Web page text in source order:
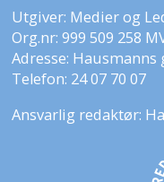
Utgiver: Medier og
Org.nr: 999 509 258
Adresse: Hausmanns
Telefon: 24 07 70 07
Ansvarlig redaktør: